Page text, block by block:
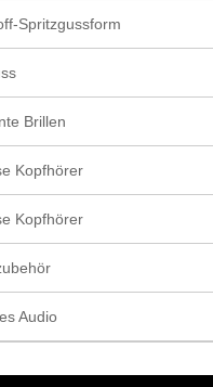
Spritzgussform
Brillen
Kopfhörer
Kopfhörer
Audio